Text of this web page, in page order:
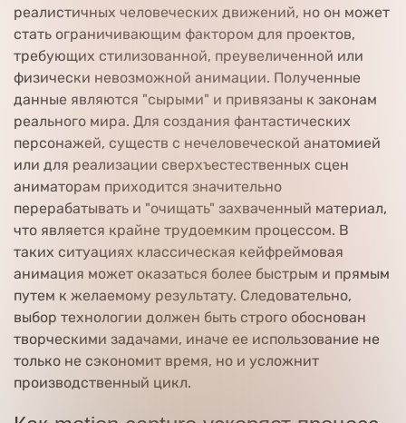
реалистичных человеческих движений, но он может
стать ограничивающим фактором для проектов,
требующих стилизованной, преувеличенной или
физически невозможной анимации. Полученные
данные являются "сырыми" и привязаны к законам
реального мира. Для создания фантастических
персонажей, существ с нечеловеческой анатомией
или для реализации сверхъестественных сцен
аниматорам приходится значительно
перерабатывать и "очищать" захваченный материал,
что является крайне трудоемким процессом. В
таких ситуациях классическая кейфреймовая
анимация может оказаться более быстрым и прямым
путем к желаемому результату. Следовательно,
выбор технологии должен быть строго обоснован
творческими задачами, иначе ее использование не
только не сэкономит время, но и усложнит
производственный цикл.